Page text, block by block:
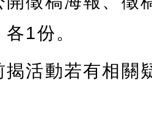
各1份。
揭活動若有相關